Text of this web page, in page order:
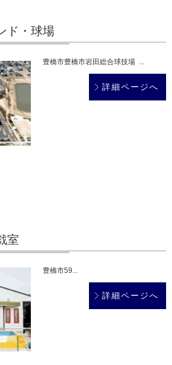
ド・球場
豊橋市豊橋市岩田総合球技場 ...
詳細ページへ
室
豊橋市59...
詳細ページへ